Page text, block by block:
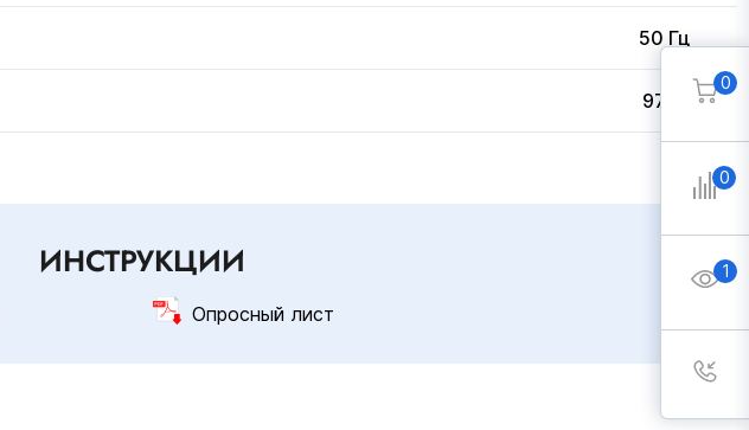
50 Гц
97 кг
ИНСТРУКЦИИ
Опросный лист
0
0
1